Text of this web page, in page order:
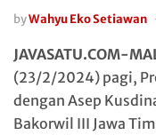
byWahyu Eko Setiawan
JAVASATU.COM-
(23/2/2024) pagi,
dengan Asep
Bakorwil III Jawa